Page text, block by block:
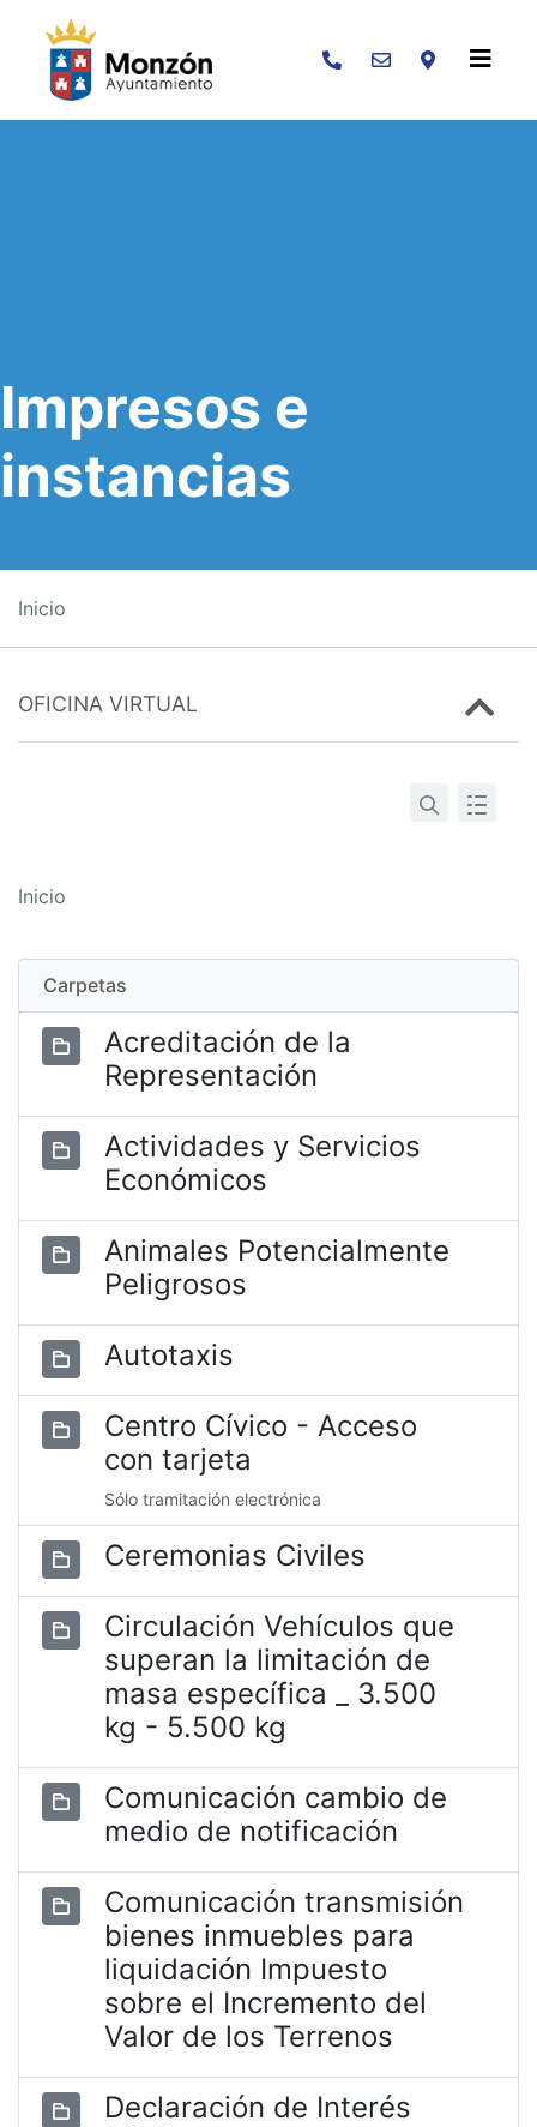
Buscar
Impresos e
instancias
Inicio
OFICINA VIRTUAL
Inicio
Carpetas
Acreditación de la
Representación
Actividades y Servicios
Económicos
Animales Potencialmente
Peligrosos
Autotaxis
Centro Cívico - Acceso
con tarjeta
Sólo tramitación electrónica
Ceremonias Civiles
Circulación Vehículos que
superan la limitación de
masa específica _ 3.500
kg - 5.500 kg
Comunicación cambio de
medio de notificación
Comunicación transmisión
bienes inmuebles para
liquidación Impuesto
sobre el Incremento del
Valor de los Terrenos
Declaración de Interés